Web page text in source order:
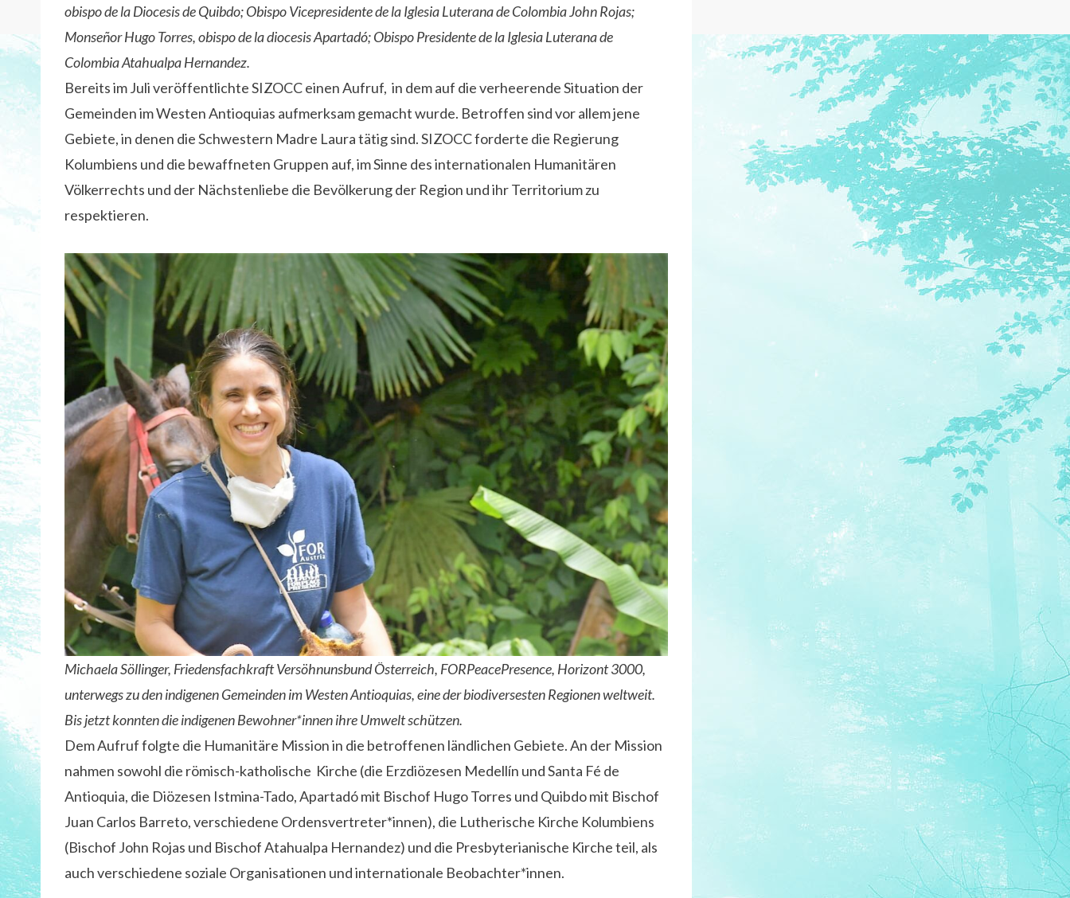
obispo de la Diocesis de Quibdo; Obispo Vicepresidente de la Iglesia Luterana de Colombia John Rojas;
Monseñor Hugo Torres, obispo de la diocesis Apartadó; Obispo Presidente de la Iglesia Luterana de
Colombia Atahualpa Hernandez.
Bereits im Juli veröffentlichte SIZOCC einen Aufruf, in dem auf die verheerende Situation der
Gemeinden im Westen Antioquias aufmerksam gemacht wurde. Betroffen sind vor allem jene
Gebiete, in denen die Schwestern Madre Laura tätig sind. SIZOCC forderte die Regierung
Kolumbiens und die bewaffneten Gruppen auf, im Sinne des internationalen Humanitären
Völkerrechts und der Nächstenliebe die Bevölkerung der Region und ihr Territorium zu
respektieren.
Michaela Söllinger, Friedensfachkraft Versöhnunsbund Österreich, FORPeacePresence, Horizont 3000,
unterwegs zu den indigenen Gemeinden im Westen Antioquias, eine der biodiversesten Regionen weltweit.
Bis jetzt konnten die indigenen Bewohner*innen ihre Umwelt schützen.
Dem Aufruf folgte die Humanitäre Mission in die betroffenen ländlichen Gebiete. An der Mission
nahmen sowohl die römisch-katholische Kirche (die Erzdiözesen Medellín und Santa Fé de
Antioquia, die Diözesen Istmina-Tado, Apartadó mit Bischof Hugo Torres und Quibdo mit Bischof
Juan Carlos Barreto, verschiedene Ordensvertreter*innen), die Lutherische Kirche Kolumbiens
(Bischof John Rojas und Bischof Atahualpa Hernandez) und die Presbyterianische Kirche teil, als
auch verschiedene soziale Organisationen und internationale Beobachter*innen.